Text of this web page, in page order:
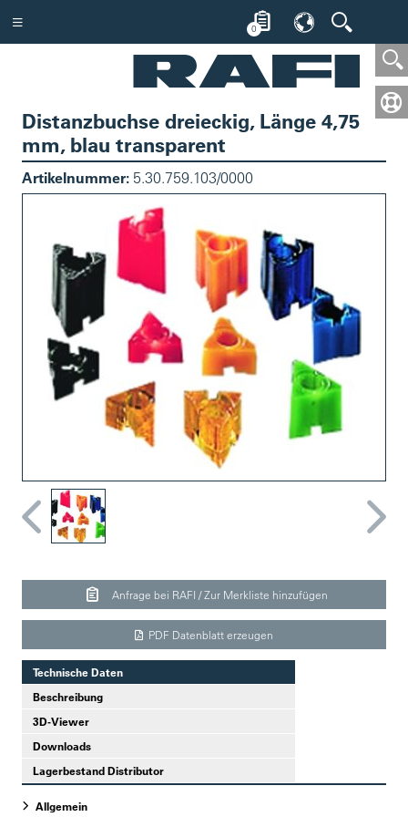
0
Distanzbuchse dreieckig, Länge 4,75
mm, blau transparent
Artikelnummer: 5.30.759.103/0000
Anfrage bei RAFI / Zur Merkliste hinzufügen
PDF Datenblatt erzeugen
Technische Daten
Beschreibung
3D-Viewer
Downloads
Lagerbestand Distributor
Allgemein